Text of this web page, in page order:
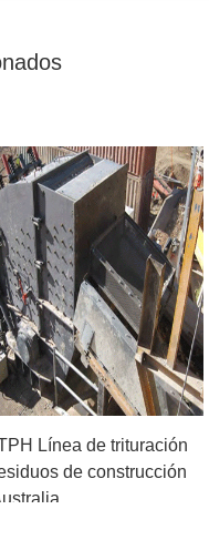
Línea de trituración
de construcción